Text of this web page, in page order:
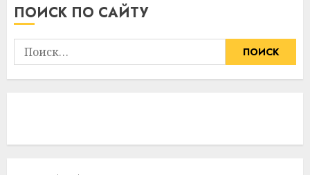
ПОИСК ПО САЙТУ
Найти: